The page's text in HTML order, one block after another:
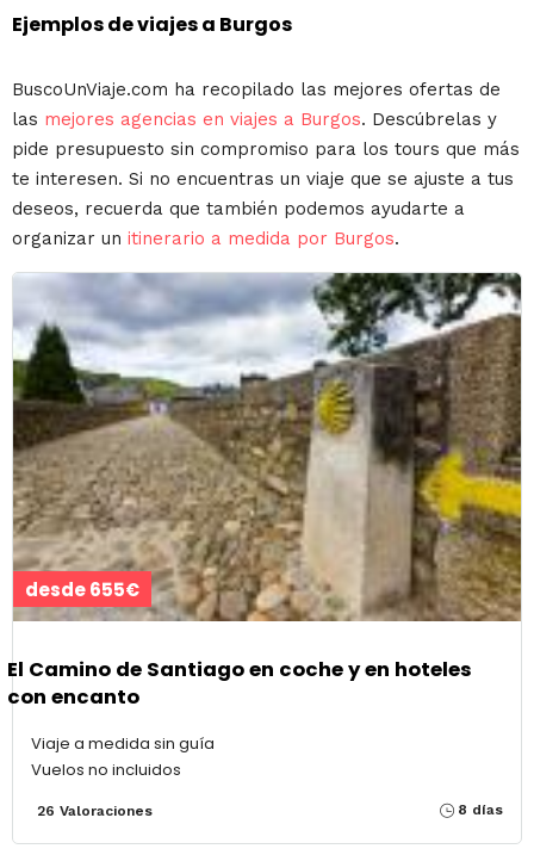
Ejemplos de viajes a Burgos
BuscoUnViaje.com ha recopilado las mejores ofertas de
las mejores agencias en viajes a Burgos. Descúbrelas y
pide presupuesto sin compromiso para los tours que más
te interesen. Si no encuentras un viaje que se ajuste a tus
deseos, recuerda que también podemos ayudarte a
organizar un itinerario a medida por Burgos.
desde 655€
El Camino de Santiago en coche y en hoteles
con encanto
Viaje a medida sin guía
Vuelos no incluidos
26 Valoraciones 8 días